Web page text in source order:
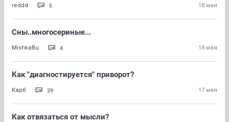
reddd 5 18 мая
Сны..многосериные...
MishkaBu 4 18 мая
Как "диагностируется" приворот?
Карб 29 17 мая
Как отвязаться от мысли?